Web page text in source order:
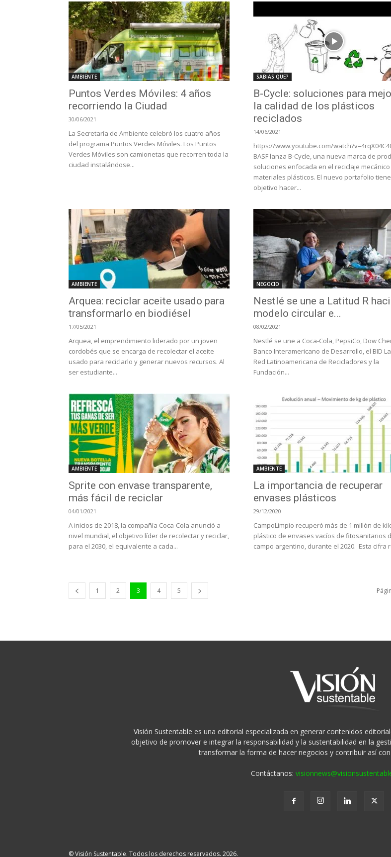
AMBIENTE
Puntos Verdes Móviles: 4 años
recorriendo la Ciudad
30/06/2021
La Secretaría de Ambiente celebró los cuatro años
del programa Puntos Verdes Móviles. Los Puntos
Verdes Móviles son camionetas que recorren toda la
ciudad instalándose...
SABIAS QUE?
B-Cycle: soluciones para
la calidad de los plásticos
reciclados
14/06/2021
https://www.youtube.com/
BASF lanza B-Cycle, una nueva marca de
soluciones enfocada en el reciclaje
materiales plásticos. El nuevo portafolio
objetivo hacer...
AMBIENTE
Arquea: reciclar aceite usado para
transformarlo en biodiésel
17/05/2021
Arquea, el emprendimiento liderado por un joven
cordobés que se encarga de recolectar el aceite
usado para reciclarlo y generar nuevos recursos. Al
ser estudiante...
NEGOCIO
Nestlé se une a Latitud R
modelo circular e...
08/02/2021
Nestlé se une a Coca-Cola, PepsiCo, Dow
Banco Interamericano de Desarrollo, el BID
Red Latinoamericana de Recicladores y la
Fundación...
AMBIENTE
Sprite con envase transparente,
más fácil de reciclar
04/01/2021
A inicios de 2018, la compañía Coca-Cola anunció a
nivel mundial, el objetivo líder de recolectar y reciclar,
para el 2030, el equivalente a cada...
AMBIENTE
La importancia de recuperar
envases plásticos
29/12/2020
CampoLimpio recuperó más de 1 millón de
plástico de envases vacíos de fitosanitarios
campo argentino, durante el 2020. Esta cifra
1 2 3 4 5
Visión Sustentable es una editorial especializada en generar contenidos
objetivo de promover e integrar la responsabilidad y la sustentabilidad en la
transformar la forma de hacer negocios y contribuir así
Contáctanos:
© Visión Sustentable. Todos los derechos reservados. 2026.